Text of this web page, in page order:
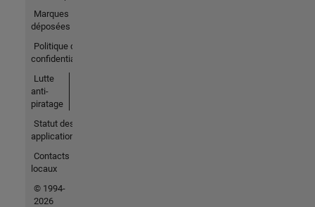
Marques
déposées
Politique de
confidentialité
Lutte
anti-
piratage
Statut des
applications
Contacts
locaux
© 1994-
2026